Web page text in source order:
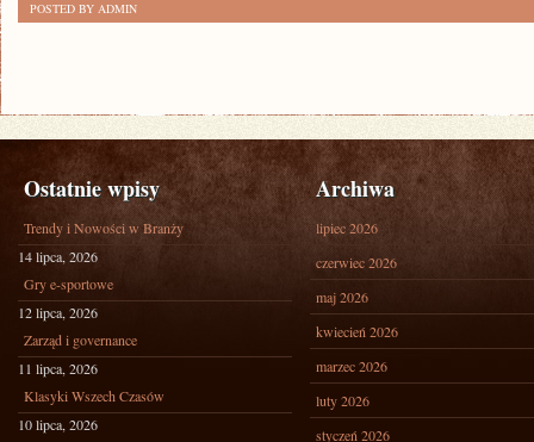
POSTED BY ADMIN
Ostatnie wpisy
Trendy i Nowości w Branży
14 lipca, 2026
Gry e-sportowe
12 lipca, 2026
Zarząd i governance
11 lipca, 2026
Klasyki Wszech Czasów
10 lipca, 2026
Archiwa
lipiec 2026
czerwiec 2026
maj 2026
kwiecień 2026
marzec 2026
luty 2026
styczeń 2026